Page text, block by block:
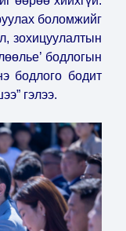
боломжийг
зохицуулалтын
бодлогын
бодлого бодит
гэлээ.